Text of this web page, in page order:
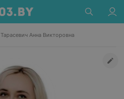
Тарасевич Анна Викторовна